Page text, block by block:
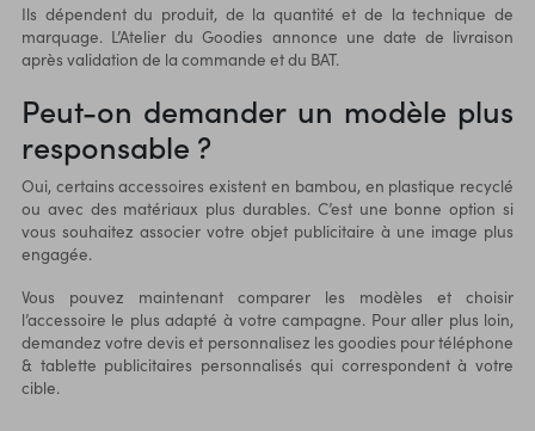
Ils dépendent du produit, de la quantité et de la technique de
marquage. L’Atelier du Goodies annonce une date de livraison
après validation de la commande et du BAT.
Peut-on demander un modèle plus
responsable ?
Oui, certains accessoires existent en bambou, en plastique recyclé
ou avec des matériaux plus durables. C’est une bonne option si
vous souhaitez associer votre objet publicitaire à une image plus
engagée.
Vous pouvez maintenant comparer les modèles et choisir
l’accessoire le plus adapté à votre campagne. Pour aller plus loin,
demandez votre devis et personnalisez les goodies pour téléphone
& tablette publicitaires personnalisés qui correspondent à votre
cible.